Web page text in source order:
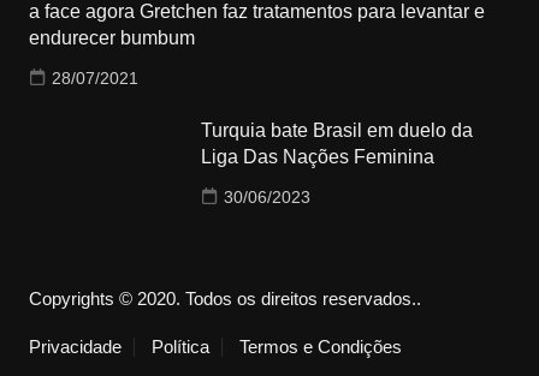
a face agora Gretchen faz tratamentos para levantar e
endurecer bumbum
28/07/2021
Turquia bate Brasil em duelo da
Liga Das Nações Feminina
30/06/2023
Copyrights © 2020. Todos os direitos reservados..
Privacidade Política Termos e Condições